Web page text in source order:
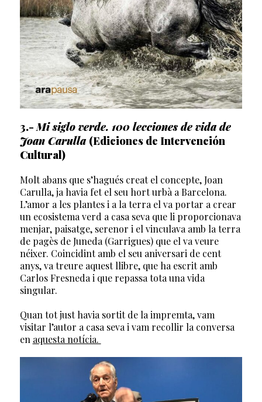
3.- Mi siglo verde. 100 lecciones de vida de
Joan Carulla (Ediciones de Intervención
Cultural)
Molt abans que s’hagués creat el concepte, Joan
Carulla, ja havia fet el seu hort urbà a Barcelona.
L’amor a les plantes i a la terra el va portar a crear
un ecosistema verd a casa seva que li proporcionava
menjar, paisatge, serenor i el vinculava amb la terra
de pagès de Juneda (Garrigues) que el va veure
néixer. Coincidint amb el seu aniversari de cent
anys, va treure aquest llibre, que ha escrit amb
Carlos Fresneda i que repassa tota una vida
singular.
Quan tot just havia sortit de la impremta, vam
visitar l’autor a casa seva i vam recollir la conversa
en aquesta notícia.